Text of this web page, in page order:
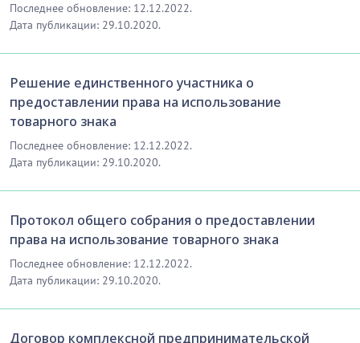
Последнее обновление: 12.12.2022.
Дата публикации: 29.10.2020.
Решение единственного участника о
предоставлении права на использование
товарного знака
Последнее обновление: 12.12.2022.
Дата публикации: 29.10.2020.
Протокол общего собрания о предоставлении
права на использование товарного знака
Последнее обновление: 12.12.2022.
Дата публикации: 29.10.2020.
Договор комплексной предпринимательской